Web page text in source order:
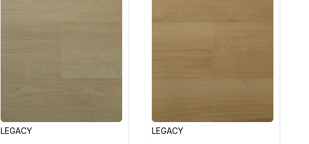
LEGACY LEGACY